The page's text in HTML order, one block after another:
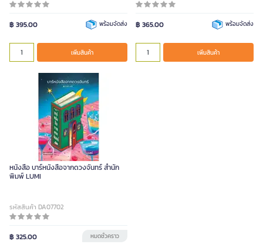
฿ 395.00 พร้อมจัดส่ง
เพิ่มสินค้า
฿ 365.00 พร้อมจัดส่ง
เพิ่มสินค้า
หนังสือ บาร์หนังสือจากดวงจันทร์ สำนัก
พิมพ์ LUMI
รหัสสินค้า DA07702
฿ 325.00 หมดชั่วคราว